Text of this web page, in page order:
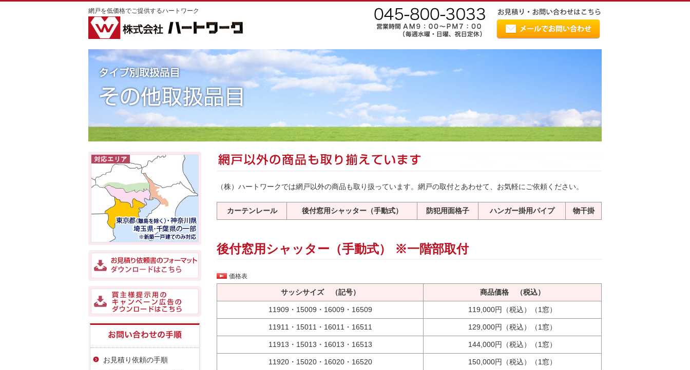
網戸を低価格でご提供するハートワーク
（株）ハートワークでは網戸以外の商品も取り扱っています。網戸の取付とあわせて、お気軽にご依頼ください。
カーテンレール 後付窓用シャッター（手動式） 防犯用面格子 ハンガー掛用パイプ 物干掛
後付窓用シャッター（手動式） ※一階部取付
価格表
サッシサイズ （記号） 商品価格 （税込）
11909・15009・16009・16509 119,000円（税込）（1窓）
11911・15011・16011・16511 129,000円（税込）（1窓）
11913・15013・16013・16513 144,000円（税込）（1窓）
11920・15020・16020・16520 150,000円（税込）（1窓）
お見積り依頼の手順